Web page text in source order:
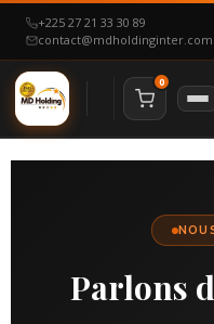
+225 27 21 33 30 89
contact@mdholdinginter.com
0
NAVIGATION
Notre Certification
ESPACE CANDIDAT
Parlons